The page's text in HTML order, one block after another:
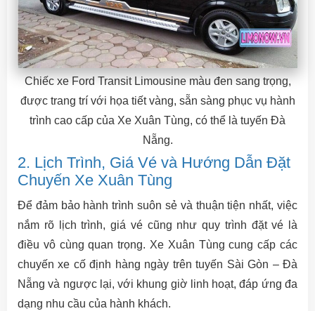
Chiếc xe Ford Transit Limousine màu đen sang trọng,
được trang trí với họa tiết vàng, sẵn sàng phục vụ hành
trình cao cấp của Xe Xuân Tùng, có thể là tuyến Đà
Nẵng.
2. Lịch Trình, Giá Vé và Hướng Dẫn Đặt
Chuyến Xe Xuân Tùng
Để đảm bảo hành trình suôn sẻ và thuận tiện nhất, việc
nắm rõ lịch trình, giá vé cũng như quy trình đặt vé là
điều vô cùng quan trọng. Xe Xuân Tùng cung cấp các
chuyến xe cố định hàng ngày trên tuyến Sài Gòn – Đà
Nẵng và ngược lại, với khung giờ linh hoạt, đáp ứng đa
dạng nhu cầu của hành khách.